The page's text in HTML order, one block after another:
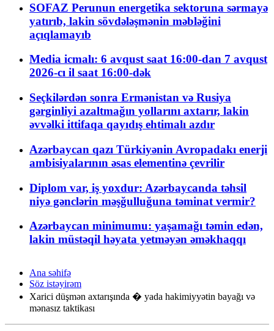
SOFAZ Perunun energetika sektoruna sərmayə
yatırıb, lakin sövdələşmənin məbləğini
açıqlamayıb
Media icmalı: 6 avqust saat 16:00-dan 7 avqust
2026-cı il saat 16:00-dək
Seçkilərdən sonra Ermənistan və Rusiya
gərginliyi azaltmağın yollarını axtarır, lakin
əvvəlki ittifaqa qayıdış ehtimalı azdır
Azərbaycan qazı Türkiyənin Avropadakı enerji
ambisiyalarının əsas elementinə çevrilir
Diplom var, iş yoxdur: Azərbaycanda təhsil
niyə gənclərin məşğulluğuna təminat vermir?
Azərbaycan minimumu: yaşamağı təmin edən,
lakin müstəqil həyata yetməyən əməkhaqqı
Ana səhifə
Söz istəyirəm
Xarici düşmən axtarışında � yada hakimiyyətin bayağı və
mənasız taktikası